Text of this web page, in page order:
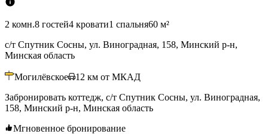
2 комн.8 гостей4 кровати1 спальня60 м²
с/т Спутник Сосны, ул. Виноградная, 158, Минский р-н,
Минская область
Могилёвское 12 км от МКАД
Забронировать коттедж, с/т Спутник Сосны, ул. Виноградная,
158, Минский р-н, Минская область
Мгновенное бронирование